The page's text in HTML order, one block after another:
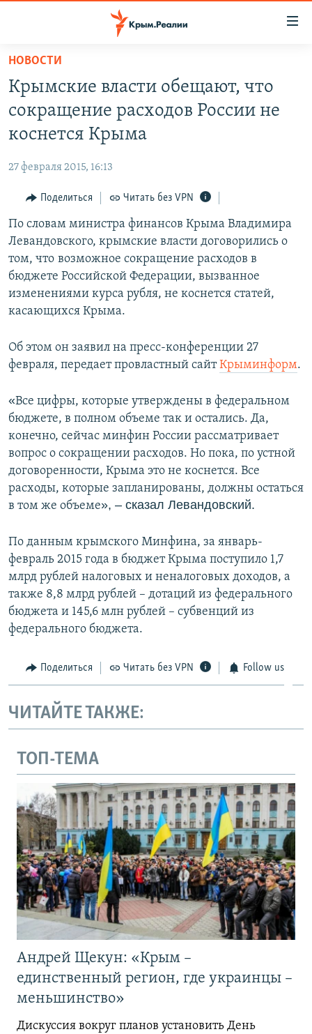
Вернуться
основному
содержанию
Вернутся
главной
навигации
Вернутся
поиску
СПЕЦПРОЕКТЫ
11 ЛЕТ ОККУПАЦИИ КРЫМА. 11 ИСТОРИЙ СОПРОТИВЛЕНИЯ
ВОДА
ЕЩЕ
ИНТЕРАКТИВ
ИНФОГРАФИКА
ТЕЛЕПРОЕКТ КРЫМ.РЕАЛИИ
СОВЕТЫ ПРАВОЗАЩИТНИКОВ
ПРОПАВШИЕ БЕЗ ВЕСТИ
КРЫМ.НЕПОКОРЕННЫЙ
УКРАИНСКАЯ ПРОБЛЕМА КРЫМА
РАДІО СВОБОДА
КАК ОБОЙТИ БЛОКИРОВКУ
Українською
Все сайты RFE/RL
НОВОСТИ
Крымские власти обещают, что
сокращение расходов России не
коснется Крыма
27 февраля 2015, 16:13
Поделиться Читать без VPN
По словам министра финансов Крыма Владимира
Левандовского, крымские власти договорились о
том, что возможное сокращение расходов в
бюджете Российской Федерации, вызванное
изменениями курса рубля, не коснется статей,
касающихся Крыма.
Об этом он заявил на пресс-конференции 27
февраля, передает провластный сайтКрыминформ.
«Все цифры, которые утверждены в федеральном
бюджете, в полном объеме так и остались. Да,
конечно, сейчас минфин России рассматривает
вопрос о сокращении расходов. Но пока, по устной
договоренности, Крыма это не коснется. Все
расходы, которые запланированы, должны остаться
в том же объеме», – сказал Левандовский.
По данным крымского Минфина, за январь-
февраль 2015 года в бюджет Крыма поступило 1,7
млрд рублей налоговых и неналоговых доходов, а
также 8,8 млрд рублей – дотаций из федерального
бюджета и 145,6 млн рублей – субвенций из
федерального бюджета.
Поделиться Читать без VPN Follow us
ЧИТАЙТЕ ТАКЖЕ:
ТОП-ТЕМА
Андрей Щекун: «Крым –
единственный регион, где украинцы –
меньшинство»
Дискуссия вокруг планов установить День